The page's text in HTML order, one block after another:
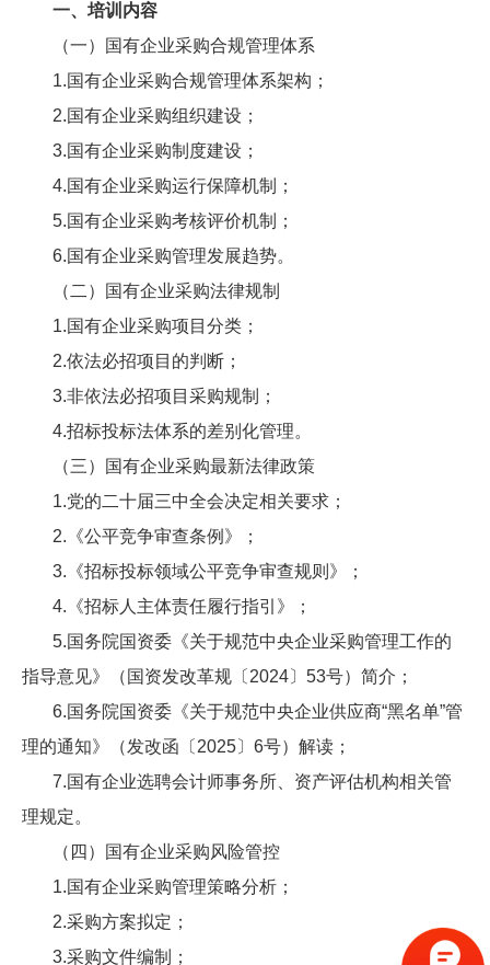
一、培训内容
（一）国有企业采购合规管理体系
1.国有企业采购合规管理体系架构；
2.国有企业采购组织建设；
3.国有企业采购制度建设；
4.国有企业采购运行保障机制；
5.国有企业采购考核评价机制；
6.国有企业采购管理发展趋势。
（二）国有企业采购法律规制
1.国有企业采购项目分类；
2.依法必招项目的判断；
3.非依法必招项目采购规制；
4.招标投标法体系的差别化管理。
（三）国有企业采购最新法律政策
1.党的二十届三中全会决定相关要求；
2.《公平竞争审查条例》；
3.《招标投标领域公平竞争审查规则》；
4.《招标人主体责任履行指引》；
5.国务院国资委《关于规范中央企业采购管理工作的
指导意见》（国资发改革规〔2024〕53号）简介；
6.国务院国资委《关于规范中央企业供应商“黑名单”管
理的通知》（发改函〔2025〕6号）解读；
7.国有企业选聘会计师事务所、资产评估机构相关管
理规定。
（四）国有企业采购风险管控
1.国有企业采购管理策略分析；
2.采购方案拟定；
3.采购文件编制；